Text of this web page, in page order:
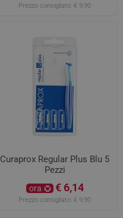
Prezzo consigliato: € 9,90
Curaprox Regular Plus Blu 5
Pezzi
ora € 6,14
Prezzo consigliato: € 9,90